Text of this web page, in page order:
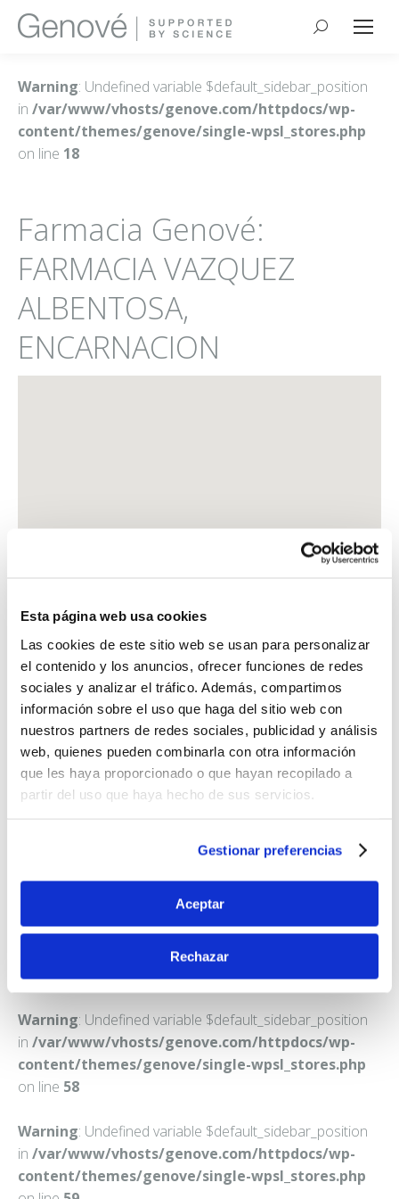
Esta página web usa cookies
Las cookies de este sitio web se usan para personalizar
el contenido y los anuncios, ofrecer funciones de redes
sociales y analizar el tráfico. Además, compartimos
información sobre el uso que haga del sitio web con
nuestros partners de redes sociales, publicidad y análisis
web, quienes pueden combinarla con otra información
que les haya proporcionado o que hayan recopilado a
partir del uso que haya hecho de sus servicios.
Gestionar preferencias
Aceptar
Rechazar
Buscar:
Warning: Undefined variable $default_sidebar_position
in /var/www/vhosts/genove.com/httpdocs/wp-
content/themes/genove/single-wpsl_stores.php
on line 18
Farmacia Genové:
FARMACIA VAZQUEZ
ALBENTOSA,
ENCARNACION
FARMACIA VAZQUEZ ALBENTOSA, ENCARNACION
Teléfono:965452374
Warning: Undefined variable $default_sidebar_position
in /var/www/vhosts/genove.com/httpdocs/wp-
content/themes/genove/single-wpsl_stores.php
on line 58
Warning: Undefined variable $default_sidebar_position
in /var/www/vhosts/genove.com/httpdocs/wp-
content/themes/genove/single-wpsl_stores.php